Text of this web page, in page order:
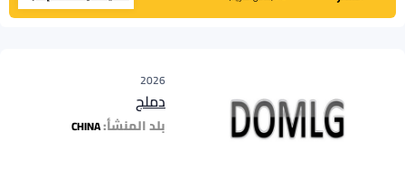
2026
دملج
بلد المنشأ:CHINA